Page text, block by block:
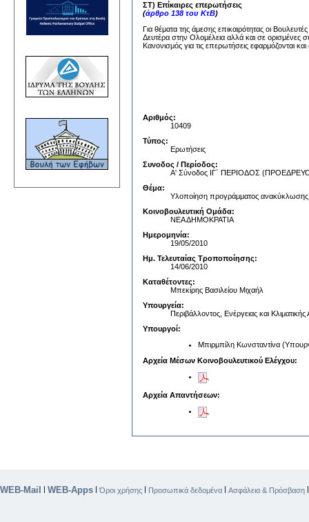
ΣΤ) Επίκαιρες επερωτήσεις
(άρθρο 138 του ΚτΒ)
Για θέματα της άμεσης επικαιρότητας οι
Δευτέρα στην Ολομέλεια αλλά και σε ορισμένες
Κανονισμός για τις επερωτήσεις εφαρμόζονται
Αριθμός:
10409
Τύπος:
Ερωτήσεις
Συνοδος / Περίοδος:
Α' Σύνοδος ΙΓ΄ ΠΕΡΙΟΔΟΣ
Θέμα:
Υλοποίηση προγράμματος ανακύκλωσης
Κοινοβουλευτική Ομάδα:
ΝΕΑ ΔΗΜΟΚΡΑΤΙΑ
Ημερομηνία:
19/05/2010
Ημ. Τελευταίας Τροποποίησης:
14/06/2010
Καταθέτοντες:
Μπεκίρης Βασιλείου Μιχαήλ
Υπουργεία:
Περιβάλλοντος, Ενέργειας και
Υπουργοί:
Μπιρμπίλη Κωνσταντίνα
Αρχεία Μέσων Κοινοβουλευτικού Ελέγχου:
Αρχεία Απαντήσεων:
WEB-Mail WEB-Apps |Όροι χρήσης Προσωπικά δεδομένα Ασφάλεια & Πρόσβαση